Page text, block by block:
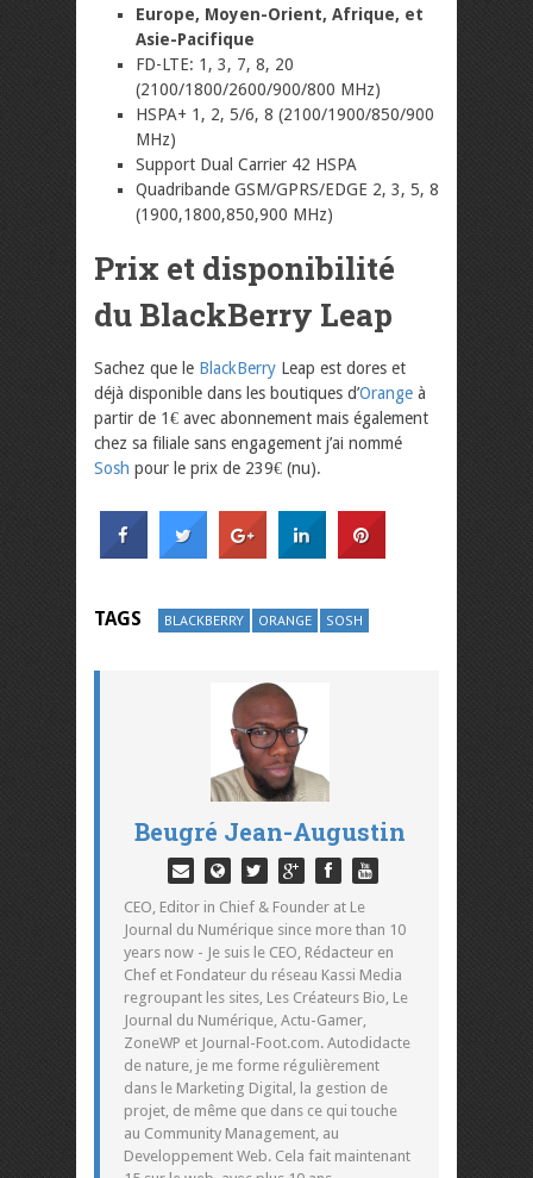
Europe, Moyen-Orient, Afrique, et
Asie-Pacifique
FD-LTE: 1, 3, 7, 8, 20
(2100/1800/2600/900/800 MHz)
HSPA+ 1, 2, 5/6, 8 (2100/1900/850/900
MHz)
Support Dual Carrier 42 HSPA
Quadribande GSM/GPRS/EDGE 2, 3, 5, 8
(1900,1800,850,900 MHz)
Prix et disponibilité
du BlackBerry Leap
Sachez que le BlackBerry Leap est dores et
déjà disponible dans les boutiques d’Orange à
partir de 1€ avec abonnement mais également
chez sa filiale sans engagement j’ai nommé
Sosh pour le prix de 239€ (nu).
TAGS BLACKBERRY ORANGE SOSH
Beugré Jean-Augustin
CEO, Editor in Chief & Founder at Le
Journal du Numérique since more than 10
years now - Je suis le CEO, Rédacteur en
Chef et Fondateur du réseau Kassi Media
regroupant les sites, Les Créateurs Bio, Le
Journal du Numérique, Actu-Gamer,
ZoneWP et Journal-Foot.com. Autodidacte
de nature, je me forme régulièrement
dans le Marketing Digital, la gestion de
projet, de même que dans ce qui touche
au Community Management, au
Developpement Web. Cela fait maintenant